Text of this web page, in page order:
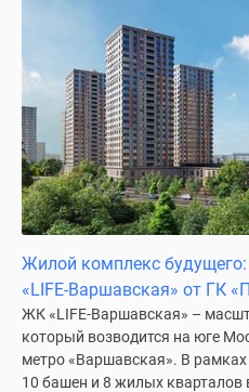
коттеджи
Коттеджные
поселки
Новой
Москве
коттеджные
поселки
Строящиеся
коттеджные
поселки
Жилой комплекс
«LIFE-Варшавская» от ГК
ЖК «LIFE-Варшавская» –
который возводится на юге
метро «Варшавская». В
10 башен и 8 жилых кварталов